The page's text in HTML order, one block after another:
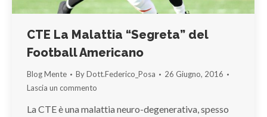
CTE La Malattia “Segreta” del
Football Americano
Blog Mente ByDott.Federico_Posa
26 Giugno, 2016
Lascia un commento
La CTE è una malattia neuro-degenerativa, spesso